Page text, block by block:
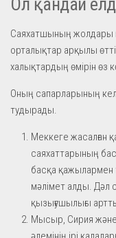
Саяхатшының жолдары
орталықтар арқылы
халықтардың өмірін өз
Оның сапарларының
тудырады.
Меккеге
саяхаттарының
басқа қажылармен
мәлімет алды. Дәл
қызығушылығы
Мысыр, Сирия және